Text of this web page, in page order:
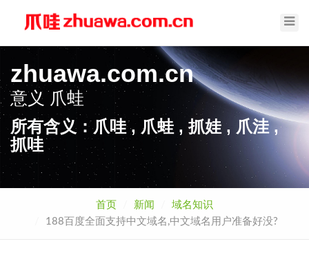
zhuawa.com.cn
意义 爪蛙
所有含义：爪哇 , 爪蛙 , 抓娃 , 爪洼 ,
抓哇
首页 新闻
域名知识
188百度全面支持中文域名,中文域名用户准备好没?